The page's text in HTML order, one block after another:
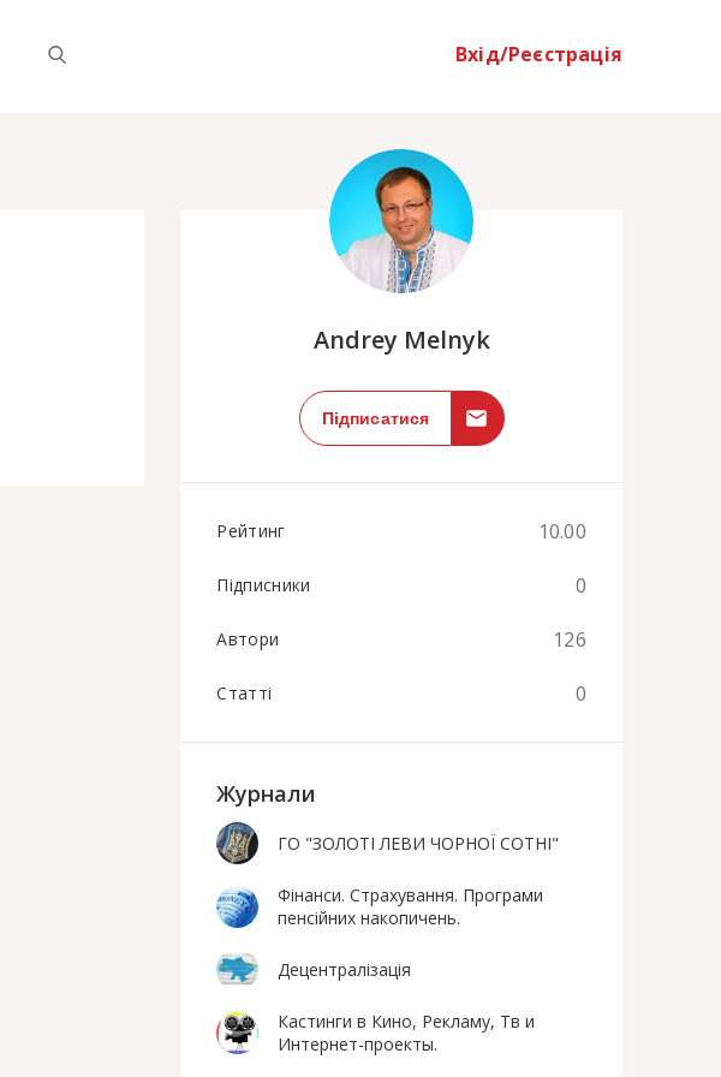
Вхід/Реєстрація
Andrey Melnyk
Підписатися
Рейтинг 10.00
Підписники 0
Автори 126
Статті 0
Журнали
ГО "ЗОЛОТІ ЛЕВИ ЧОРНОЇ СОТНІ"
Фінанси. Страхування. Програми
пенсійних накопичень.
Децентралізація
Кастинги в Кино, Рекламу, Тв и
Интернет-проекты.